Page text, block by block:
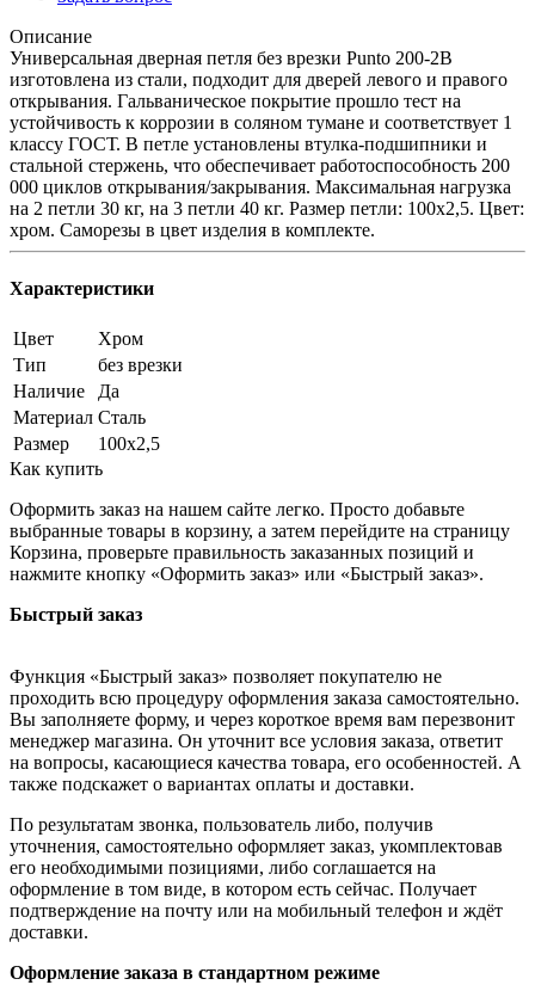
Описание
Универсальная дверная петля без врезки Punto 200-2B
изготовлена из стали, подходит для дверей левого и правого
открывания. Гальваническое покрытие прошло тест на
устойчивость к коррозии в соляном тумане и соответствует 1
классу ГОСТ. В петле установлены втулка-подшипники и
стальной стержень, что обеспечивает работоспособность 200
000 циклов открывания/закрывания. Максимальная нагрузка
на 2 петли 30 кг, на 3 петли 40 кг. Размер петли: 100x2,5. Цвет:
хром. Саморезы в цвет изделия в комплекте.
Характеристики
Цвет
Хром
Тип
без врезки
Наличие
Да
Материал Сталь
Размер
100х2,5
Как купить
Оформить заказ на нашем сайте легко. Просто добавьте
выбранные товары в корзину, а затем перейдите на страницу
Корзина, проверьте правильность заказанных позиций и
нажмите кнопку «Оформить заказ» или «Быстрый заказ».
Быстрый заказ
Функция «Быстрый заказ» позволяет покупателю не
проходить всю процедуру оформления заказа самостоятельно.
Вы заполняете форму, и через короткое время вам перезвонит
менеджер магазина. Он уточнит все условия заказа, ответит
на вопросы, касающиеся качества товара, его особенностей. А
также подскажет о вариантах оплаты и доставки.
По результатам звонка, пользователь либо, получив
уточнения, самостоятельно оформляет заказ, укомплектовав
его необходимыми позициями, либо соглашается на
оформление в том виде, в котором есть сейчас. Получает
подтверждение на почту или на мобильный телефон и ждёт
доставки.
Оформление заказа в стандартном режиме